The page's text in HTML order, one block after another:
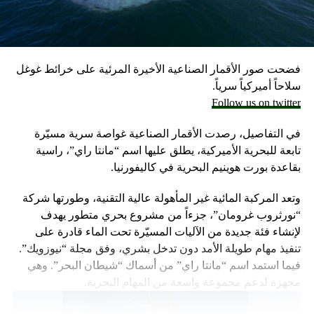
وكانت وزارة الخارجية أرجأت في مايو، فقط تسليم قنابل زنة
2000 رطل و500 رطل إلى إسرائيل بسبب مخاوف بشأن سقوط
ضحايا من المدنيين في مدينة رفح.
إلا أن نتنياهو خرج الأسبوع المضي بتصريحات نارية، ومفاجئة
حول مماطلة أميركا في تسليم تل أبيب أسلحة
ما أثار حفيظة البيت الأبيض الذي وصف تلك التصريحات بالمخيبة
للآمال.
فضحت صور الأقمار الصناعية الأخيرة المرئية على خرائط غوغل
سلاحاً أميركياً سرياً.
Follow us on twitter
في التفاصيل، رصدت الأقمار الصناعية غواصة سرية مسيّرة
تابعة للبحرية الأميركية، يطلق عليها اسم “مانتا راي”، راسية
بقاعدة بورت هوينيم البحرية في كاليفورنيا.
وتعد المركبة المائية غير المأهولة عالية التقنية، وطورتها شركة
“نورثروب غرومان”، جزءاً من مشروع بحري متطور يهدف
لإنشاء فئة جديدة من الآليات المسيّرة تحت الماء قادرة على
تنفيذ مهام طويلة الأمد دون تدخل بشري، وفق مجلة “نيوزويك”.
فيما استمد اسم “مانتا راي” من أسماك “شيطان البحر”. وهي
مجهزة لدعم مجموعة واسعة من المهام البحرية.